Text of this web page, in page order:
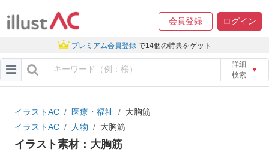
会員登録 ログイン
プレミアム会員登録 で14個の特典をゲット
詳細
検索
▼
イラストAC 医療・福祉
大胸筋
イラストAC
人物 大胸筋
イラスト素材：大胸筋